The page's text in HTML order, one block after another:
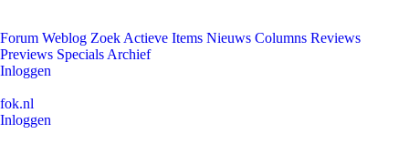
Forum Weblog Zoek Actieve Items Nieuws Columns Reviews
Previews Specials Archief
Inloggen
fok.nl
Inloggen